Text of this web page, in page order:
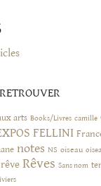
retrouver
arts Books/Livres camille
FELLINI
notes NS oiseau
rêve Rêves Sans nom